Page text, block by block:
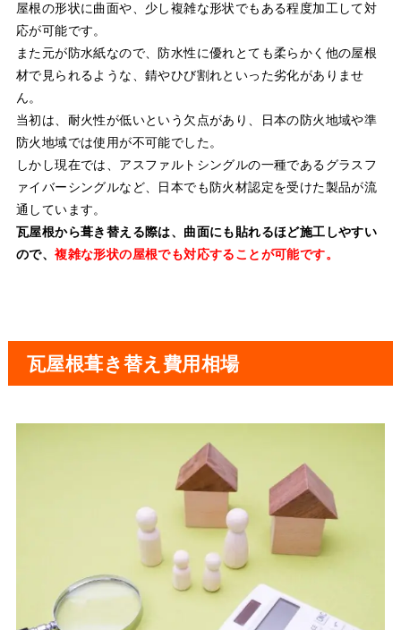
屋根の形状に曲面や、少し複雑な形状でもある程度加工して対
応が可能です。
また元が防水紙なので、防水性に優れとても柔らかく他の屋根
材で見られるような、錆やひび割れといった劣化がありませ
ん。
当初は、耐火性が低いという欠点があり、日本の防火地域や準
防火地域では使用が不可能でした。
しかし現在では、アスファルトシングルの一種であるグラスフ
ァイバーシングルなど、日本でも防火材認定を受けた製品が流
通しています。
瓦屋根から葺き替える際は、曲面にも貼れるほど施工しやすい
ので、複雑な形状の屋根でも対応することが可能です。
瓦屋根葺き替え費用相場